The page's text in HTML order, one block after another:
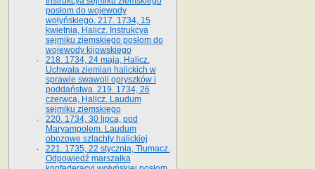
posłom do wojewody
wołyńskiego. 217. 1734, 15
kwietnia, Halicz. Instrukcya
sejmiku ziemskiego posłom do
wojewody kijowskiego
218. 1734, 24 maja, Halicz.
Uchwała ziemian halickich w
sprawie swawoli opryszków i
poddaństwa. 219. 1734, 26
czerwca, Halicz. Laudum
sejmiku ziemskiego
220. 1734, 30 lipca, pod
Maryampolem. Laudum
obozowe szlachty halickiej
221. 1735, 22 stycznia, Tłumacz.
Odpowiedź marszałka